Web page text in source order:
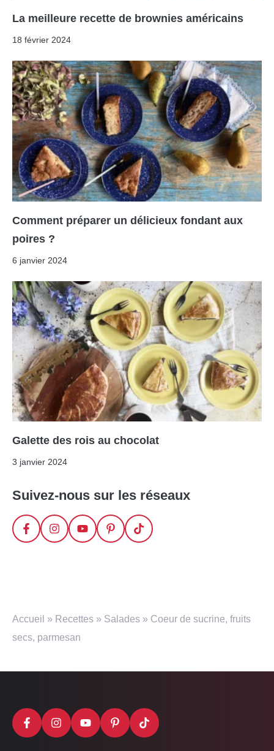
La meilleure recette de brownies américains
18 février 2024
Comment préparer un délicieux fondant aux
poires ?
6 janvier 2024
Galette des rois au chocolat
3 janvier 2024
Suivez-nous sur les réseaux
Accueil » Recettes » Salades » Coeur de sucrine, fruits
secs, parmesan